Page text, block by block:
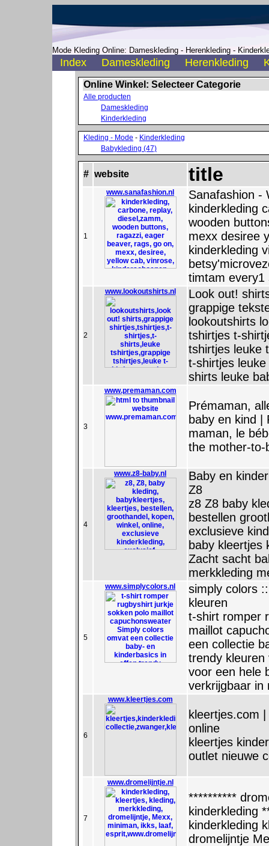
Mode Kleding Online: Dameskleding - Herenkleding -
Index Dameskleding Herenkleding
Online Winkel: Selecteer Categorie
Alle producten
Dameskleding
Kinderkleding
Kleding - Mode - Kinderkleding
Babykleding (47)
# website title
1
www.sanafashion.nl
Sanafashion -
kinderkleding
wooden
mexx desiree
kinderkleding
timtam every1
2
www.lookoutshirts.nl
Look out!
grappige
lookoutshirts
tshirtjes t-
tshirtjes leuke
t-shirtjes
shirts leuke
3
www.premaman.com
Prémaman,
baby en kind |
maman, le
the mother-to-
4
www.z8-baby.nl
Baby en
Z8
z8 Z8 baby
bestellen
exclusieve
baby kleertjes
Zacht sacht
merkkleding
5
www.simplycolors.nl
simply colors
kleuren
t-shirt romper
maillot
een collectie
trendy kleuren
voor een hele
verkrijgbaar in
6
www.kleertjes.com
kleertjes.com
online
kleertjes
outlet nieuwe
7
www.dromelijntje.nl
**********
kinderkleding
kinderkleding
dromelijntje